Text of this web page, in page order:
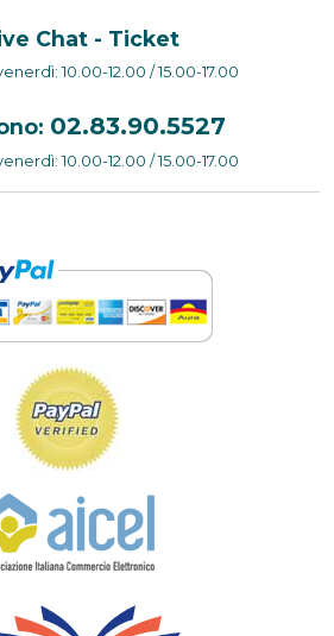
Chat - Ticket
10.00-12.00 / 15.00-17.00
02.83.90.5527
10.00-12.00 / 15.00-17.00